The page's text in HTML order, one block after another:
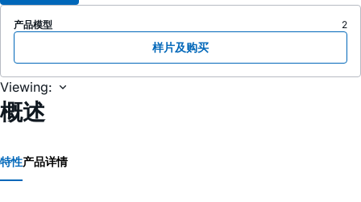
产品模型 2
样片及购买
Viewing:
概述
特性产品详情